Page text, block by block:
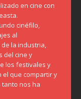
en cine con
cinéfilo,
al
la industria,
del cine y
los festivales y
el que compartir y
nos ha